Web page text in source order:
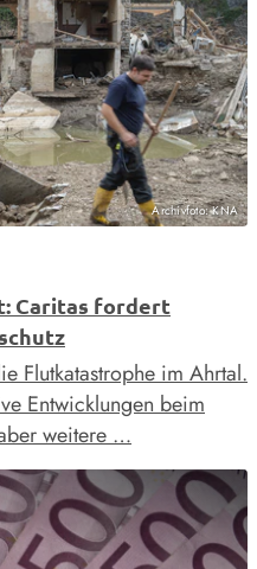
Archivfoto: KNA
Caritas fordert
Flutkatastrophe im Ahrtal.
Entwicklungen beim
weitere …